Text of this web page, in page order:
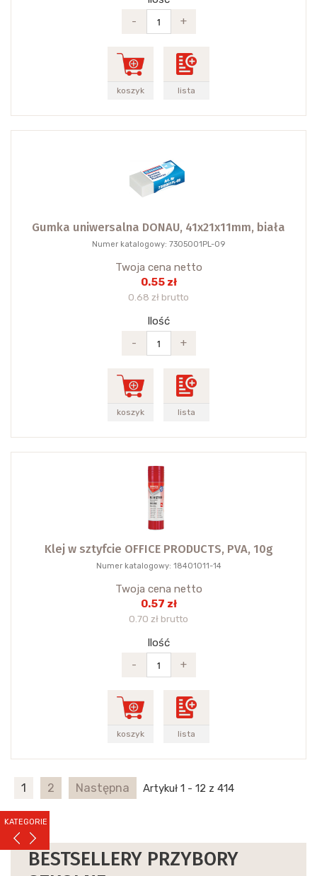
KATEGORIE
-
+
koszyk lista
Gumka uniwersalna DONAU, 41x21x11mm, biała
Numer katalogowy: 7305001PL-09
Twoja cena netto
0.55 zł
0.68 zł brutto
Ilość
-
+
koszyk lista
Klej w sztyfcie OFFICE PRODUCTS, PVA, 10g
Numer katalogowy: 18401011-14
Twoja cena netto
0.57 zł
0.70 zł brutto
Ilość
-
+
koszyk lista
1 2 Następna Artykuł 1 - 12 z 414
BESTSELLERY PRZYBORY